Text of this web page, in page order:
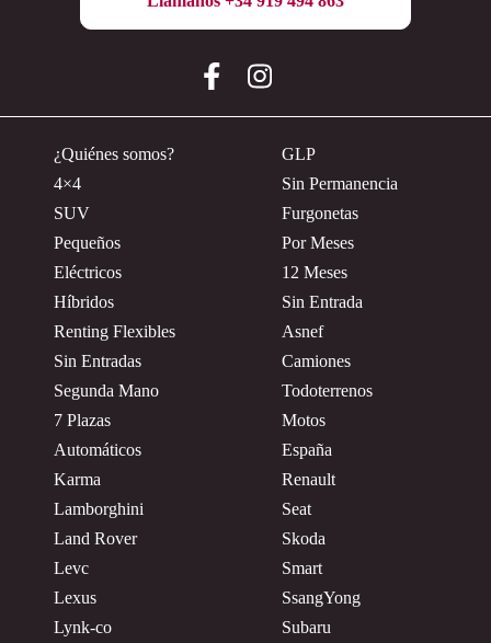
¿Quiénes somos?
4×4
SUV
Pequeños
Eléctricos
Híbridos
Renting Flexibles
Sin Entradas
Segunda Mano
7 Plazas
Automáticos
Karma
Lamborghini
Land Rover
Levc
Lexus
Lynk-co
GLP
Sin Permanencia
Furgonetas
Por Meses
12 Meses
Sin Entrada
Asnef
Camiones
Todoterrenos
Motos
España
Renault
Seat
Skoda
Smart
SsangYong
Subaru